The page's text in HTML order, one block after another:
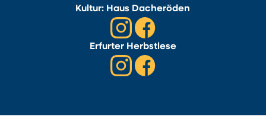
Kultur: Haus Dacheröden
Erfurter Herbstlese